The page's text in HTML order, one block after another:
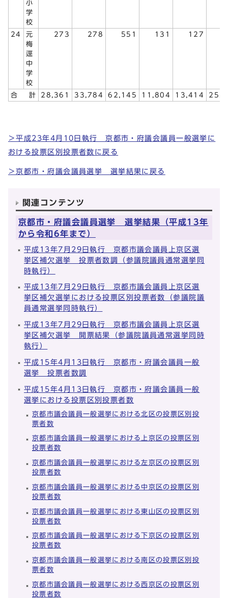
小
学
校
24
元
梅
逕
中
学
校
273 278 551 131 127
合 計 28,361 33,784 62,145 11,804 13,414
＞平成23年4月10日執行 京都市・府議会議員一般選挙に
おける投票区別投票者数に戻る
＞京都市・府議会議員選挙 選挙結果に戻る
関連コンテンツ
京都市・府議会議員選挙 選挙結果（平成13年
から令和6年まで）
平成13年7月29日執行 京都市議会議員上京区選
挙区補欠選挙 投票者数調（参議院議員通常選挙同
時執行）
平成13年7月29日執行 京都市議会議員上京区選
挙区補欠選挙における投票区別投票者数（参議院議
員通常選挙同時執行）
平成13年7月29日執行 京都市議会議員上京区選
挙区補欠選挙 開票結果（参議院議員通常選挙同時
執行）
平成15年4月13日執行 京都市・府議会議員一般
選挙 投票者数調
平成15年4月13日執行 京都市・府議会議員一般
選挙における投票区別投票者数
京都市議会議員一般選挙における北区の投票区別投
票者数
京都市議会議員一般選挙における上京区の投票区別
投票者数
京都市議会議員一般選挙における左京区の投票区別
投票者数
京都市議会議員一般選挙における中京区の投票区別
投票者数
京都市議会議員一般選挙における東山区の投票区別
投票者数
京都市議会議員一般選挙における下京区の投票区別
投票者数
京都市議会議員一般選挙における南区の投票区別投
票者数
京都市議会議員一般選挙における西京区の投票区別
投票者数